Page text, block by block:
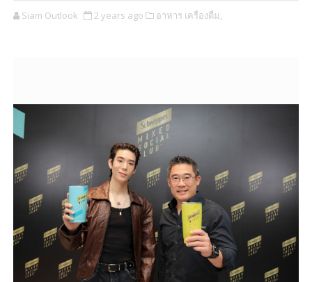
Siam Outlook 2 years ago อาหาร เครื่องดื่ม,